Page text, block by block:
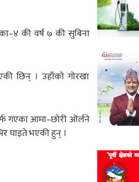
की वर्ष ७ की सुबिना
छिन् । उहाँको गोरखा
गएका आमा–छोरी ओर्लने
घाइते भएकी हुन् ।